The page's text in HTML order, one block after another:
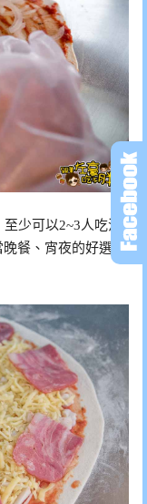
少可以2~3人吃沒
餐、宵夜的好選